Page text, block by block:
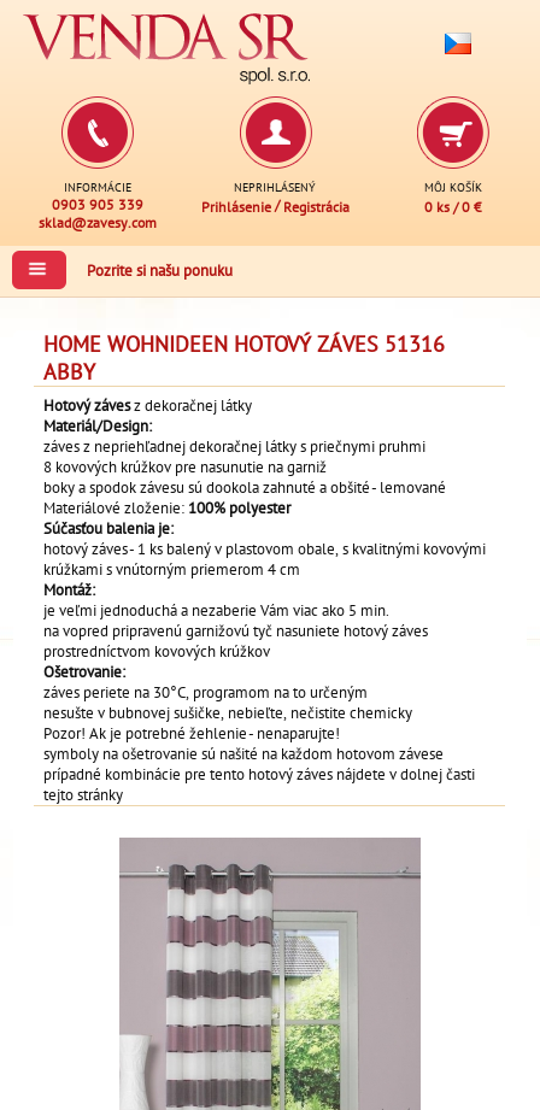
INFORMÁCIE
0903 905 339
sklad@zavesy.com
NEPRIHLÁSENÝ
Prihlásenie/ Registrácia
MÔJ KOŠÍK
0 ks /0 €
Pozrite si našu ponuku
HOME WOHNIDEEN HOTOVÝ ZÁVES 51316
ABBY
Hotový závesz dekoračnej látky
Materiál/Design:
záves z nepriehľadnej dekoračnej látky s priečnymi pruhmi
8 kovových krúžkov pre nasunutie na garniž
boky a spodok závesu sú dookola zahnuté a obšité - lemované
Materiálové zloženie: 100% polyester
Súčasťou balenia je:
hotový záves - 1 ks balený v plastovom obale, s kvalitnými kovovými
krúžkami s vnútorným priemerom 4 cm
Montáž:
je veľmi jednoduchá a nezaberie Vám viac ako 5 min.
na vopred pripravenú garnižovú tyč nasuniete hotový záves
prostredníctvom kovových krúžkov
Ošetrovanie:
záves periete na 30°C, programom na to určeným
nesušte v bubnovej sušičke, nebieľte, nečistite chemicky
Pozor! Ak je potrebné žehlenie - nenaparujte!
symboly na ošetrovanie sú našité na každom hotovom závese
prípadné kombinácie pre tento hotový záves nájdete v dolnej časti
tejto stránky